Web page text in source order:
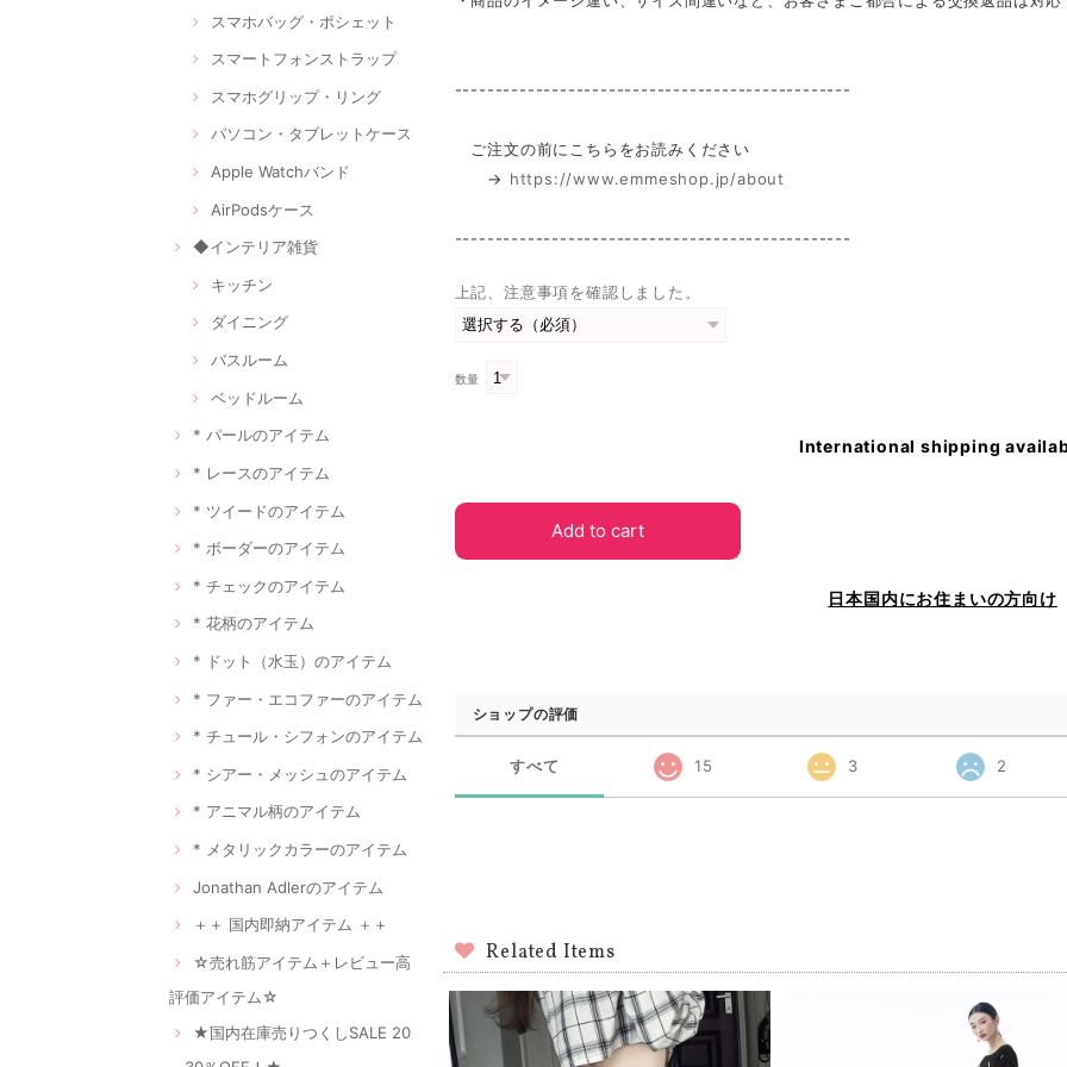
スマホバッグ・ポシェット
スマートフォンストラップ
スマホグリップ・リング
パソコン・タブレットケース
Apple Watchバンド
AirPodsケース
◆インテリア雑貨
キッチン
ダイニング
バスルーム
ベッドルーム
* パールのアイテム
* レースのアイテム
* ツイードのアイテム
* ボーダーのアイテム
* チェックのアイテム
* 花柄のアイテム
* ドット（水玉）のアイテム
* ファー・エコファーのアイテム
* チュール・シフォンのアイテム
* シアー・メッシュのアイテム
* アニマル柄のアイテム
* メタリックカラーのアイテム
Jonathan Adlerのアイテム
＋＋ 国内即納アイテム ＋＋
☆売れ筋アイテム＋レビュー高
評価アイテム☆
★国内在庫売りつくしSALE 20
-------------------------------------------------
ご注文の前にこちらをお読みください
→ https://www.emmeshop.jp/about
-------------------------------------------------
上記、注意事項を確認しました。
数量
International shipping
Add to cart
日本国内にお住まいの方向け
ショップの評価
すべて 15 3 2
Related Items